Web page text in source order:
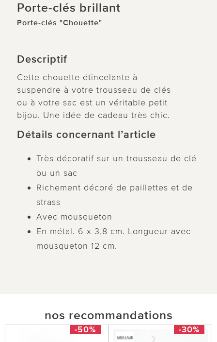
Porte-clés brillant
Porte-clés "Chouette"
Descriptif
Cette chouette étincelante à
suspendre à votre trousseau de clés
ou à votre sac est un véritable petit
bijou. Une idée de cadeau très chic.
Détails concernant l’article
Très décoratif sur un trousseau de clé
ou un sac
Richement décoré de paillettes et de
strass
Avec mousqueton
En métal. 6 x 3,8 cm. Longueur avec
mousqueton 12 cm.
nos recommandations
-50% -30%